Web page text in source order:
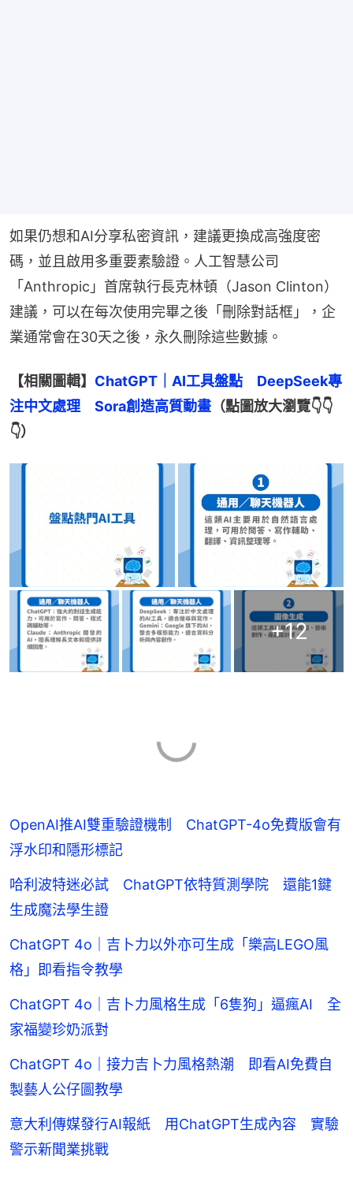
如果仍想和AI分享私密資訊，建議更換成高強度密
碼，並且啟用多重要素驗證。人工智慧公司
「Anthropic」首席執行長克林頓（Jason Clinton）
建議，可以在每次使用完畢之後「刪除對話框」，企
業通常會在30天之後，永久刪除這些數據。
【相關圖輯】 ChatGPT｜AI工具盤點　DeepSeek專
注中文處理　Sora創造高質動畫 （點圖放大瀏覽👇👇
👇）
+12
OpenAI推AI雙重驗證機制 ChatGPT-4o免費版會有
浮水印和隱形標記
哈利波特迷必試 ChatGPT依特質測學院 還能1鍵
生成魔法學生證
ChatGPT 4o｜吉卜力以外亦可生成「樂高LEGO風
格」即看指令教學
ChatGPT 4o｜吉卜力風格生成「6隻狗」逼瘋AI 全
家福變珍奶派對
ChatGPT 4o｜接力吉卜力風格熱潮 即看AI免費自
製藝人公仔圖教學
意大利傳媒發行AI報紙 用ChatGPT生成內容 實驗
警示新聞業挑戰